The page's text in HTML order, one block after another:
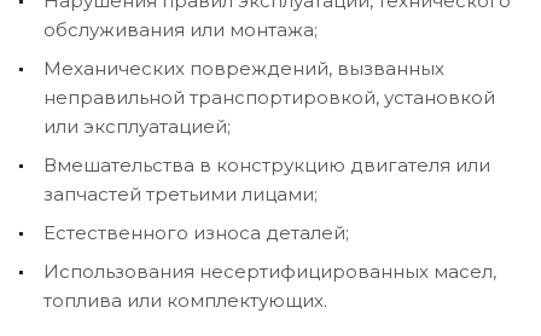
обслуживания или монтажа;
Механических повреждений, вызванных
неправильной транспортировкой, установкой
или эксплуатацией;
Вмешательства в конструкцию двигателя или
запчастей третьими лицами;
Естественного износа деталей;
Использования несертифицированных масел,
топлива или комплектующих.